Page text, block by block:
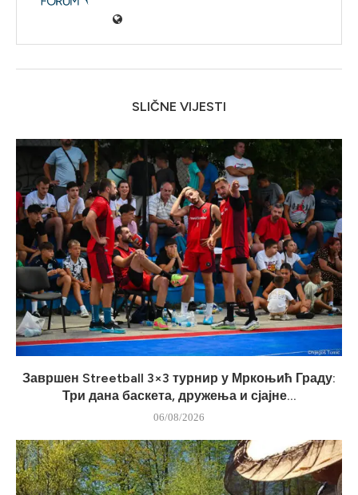
SLIČNE VIJESTI
Завршен Streetball 3×3 турнир у Мркоњић Граду:
Три дана баскета, дружења и сјајне...
06/08/2026